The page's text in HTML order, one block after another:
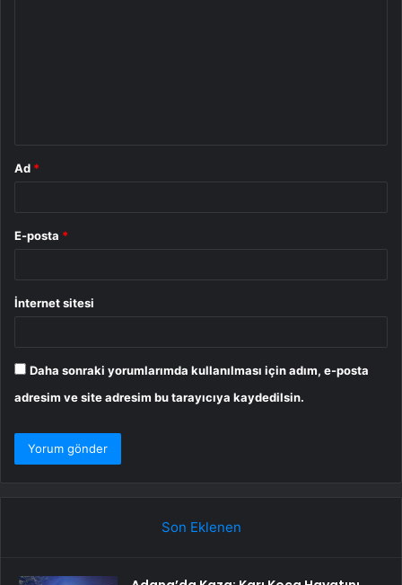
Ad *
E-posta *
İnternet sitesi
Daha sonraki yorumlarımda kullanılması için adım, e-posta
adresim ve site adresim bu tarayıcıya kaydedilsin.
Son Eklenen